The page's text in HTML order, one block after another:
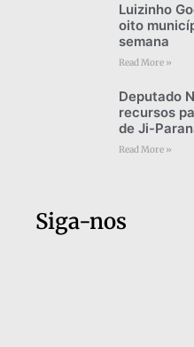
Luizinho
oito
semana
Read More »
Deputado
recursos
de Ji-
Read More »
Siga-nos